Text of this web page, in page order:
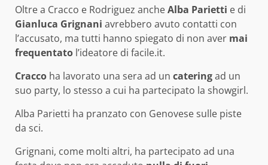
Oltre a Cracco e Rodriguez ancheAlba Parietti e di
Gianluca Grignani avrebbero avuto contatti con
l’accusato, ma tutti hanno spiegato di non aver mai
frequentato l’ideatore di facile.it.
Cracco ha lavorato una sera ad un cateringad un
suo party, lo stesso a cui ha partecipato la showgirl.
Alba Parietti ha pranzato con Genovese sulle piste
da sci.
Grignani, come molti altri, ha partecipato ad una